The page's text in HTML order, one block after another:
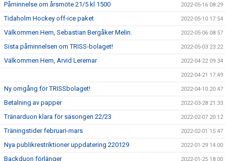
Påminnelse om årsmöte 21/5 kl 1500 2022-05-16 08:29
Tidaholm Hockey off-ice paket 2022-05-10 17:54
Välkommen Hem, Sebastian Bergåker Melin. 2022-05-06 08:57
Sista påminnelsen om TRISS-bolaget! 2022-05-03 23:22
Välkommen Hem, Arvid Leremar 2022-04-22 09:34
2022-04-21 17:49
Ny omgång för TRISSbolaget! 2022-04-10 20:47
Betalning av papper 2022-03-28 21:33
Tränarduon klara för säsongen 22/23 2022-02-07 20:12
Träningstider februari-mars 2022-02-01 15:47
Nya publikrestriktioner uppdatering 220129 2022-01-29 14:00
Backduon förlänger 2022-01-25 18:00